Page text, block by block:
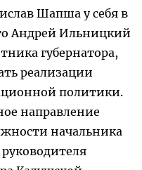
Шапша у себя в
Андрей Ильницкий
губернатора,
реализации
политики.
направление
начальника